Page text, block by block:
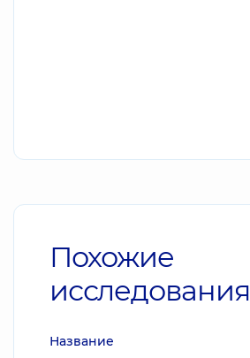
Похожие
исследования
Название